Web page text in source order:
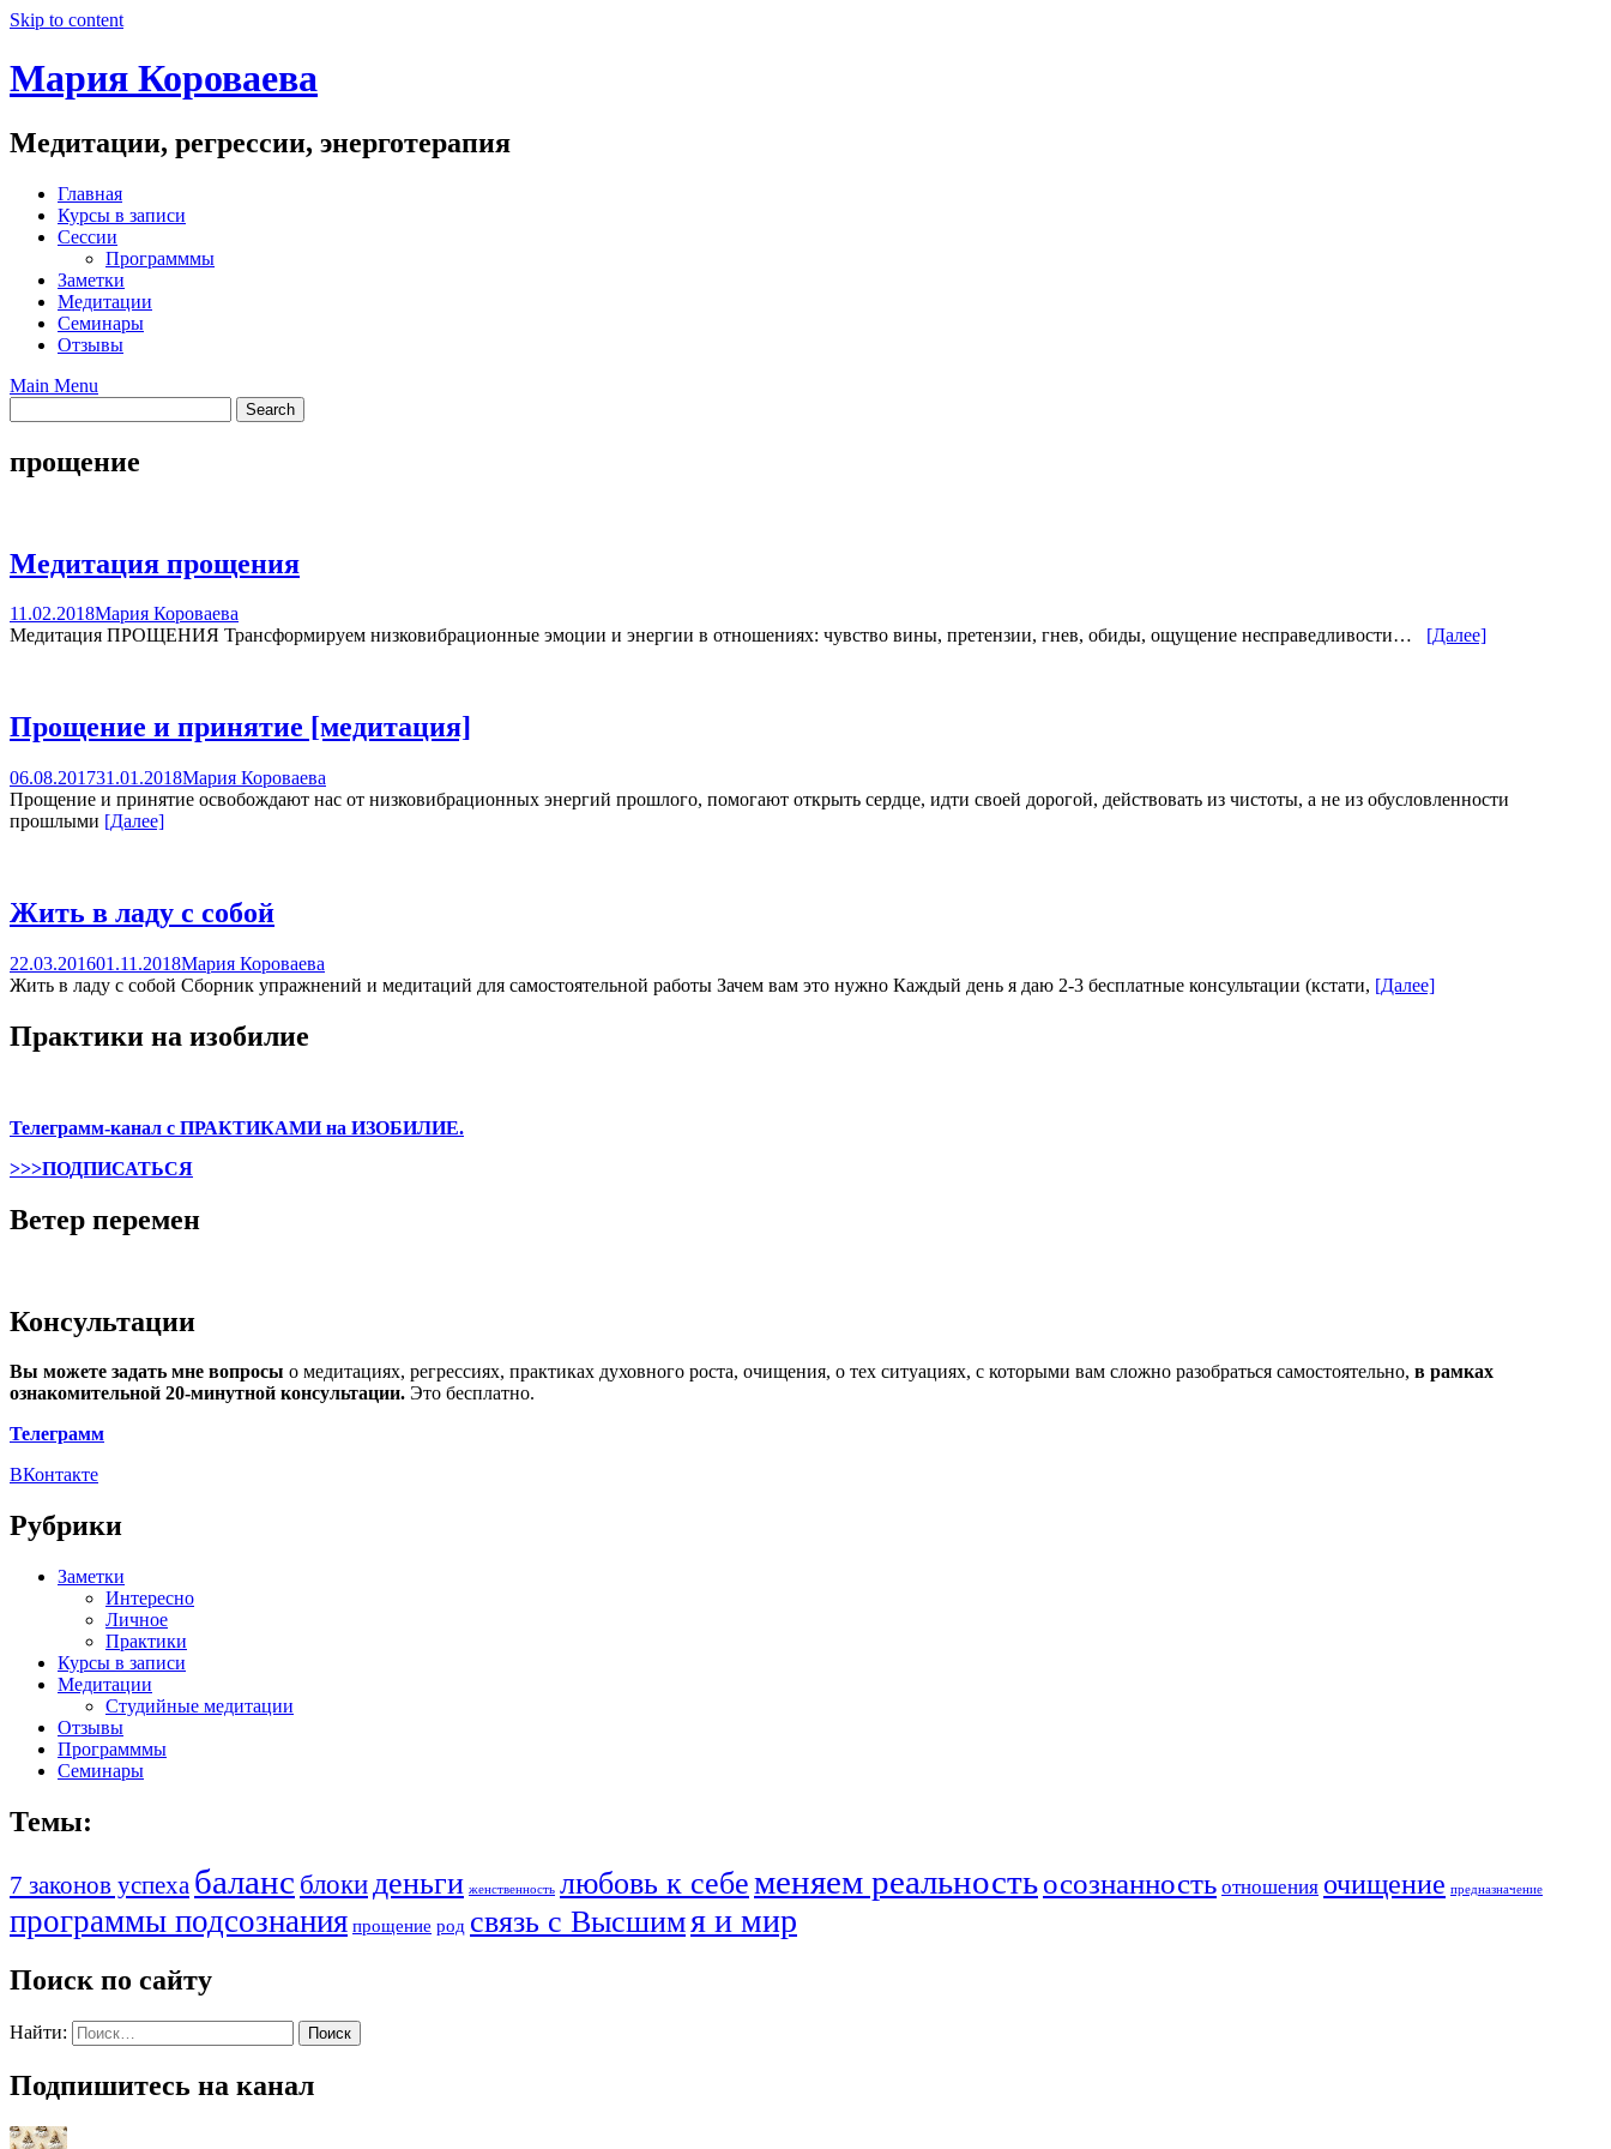
Skip to content
Мария Короваева
Медитации, регрессии, энерготерапия
Главная
Курсы в записи
Сессии
Программмы
Заметки
Медитации
Семинары
Отзывы
Main Menu
прощение
Медитация прощения
11.02.2018Мария Короваева
Медитация ПРОЩЕНИЯ Трансформируем низковибрационные эмоции и энергии в отношениях: чувство вины, претензии, гнев, обиды, ощущение несправедливости… [Далее]
Прощение и принятие [медитация]
06.08.201731.01.2018Мария Короваева
Прощение и принятие освобождают нас от низковибрационных энергий прошлого, помогают открыть сердце, идти своей дорогой, действовать из чистоты, а не из обусловленности
прошлыми [Далее]
Жить в ладу с собой
22.03.201601.11.2018Мария Короваева
Жить в ладу с собой Сборник упражнений и медитаций для самостоятельной работы Зачем вам это нужно Каждый день я даю 2-3 бесплатные консультации (кстати, [Далее]
Практики на изобилие
Телеграмм-канал с ПРАКТИКАМИ на ИЗОБИЛИЕ.
>>>ПОДПИСАТЬСЯ
Ветер перемен
Консультации
Вы можете задать мне вопросы о медитациях, регрессиях, практиках духовного роста, очищения, о тех ситуациях, с которыми вам сложно разобраться самостоятельно, в рамках
ознакомительной 20-минутной консультации. Это бесплатно.
Телеграмм
ВКонтакте
Рубрики
Заметки
Интересно
Личное
Практики
Курсы в записи
Медитации
Студийные медитации
Отзывы
Программмы
Семинары
Темы:
7 законов успеха баланс блокиденьги женственность любовь к себеменяем реальностьосознанность отношения очищение предназначение
программы подсознания прощение род связь с Высшимя и мир
Поиск по сайту
Найти:
Подпишитесь на канал